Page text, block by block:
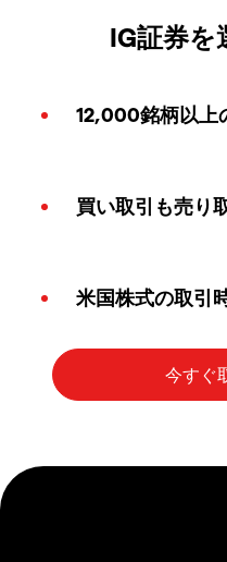
IG証券を
12,000銘柄以上
買い取引も売り
米国株式の取引